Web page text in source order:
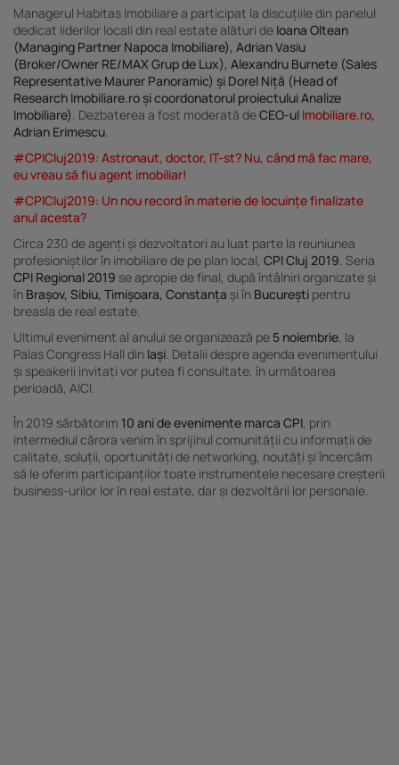
Managerul Habitas Imobiliare a participat la discuțiile din panelul
dedicat liderilor locali din real estate alături de Ioana Oltean
(Managing Partner Napoca Imobiliare), Adrian Vasiu
(Broker/Owner RE/MAX Grup de Lux), Alexandru Burnete (Sales
Representative Maurer Panoramic) și Dorel Niță (Head of
Research Imobiliare.ro și coordonatorul proiectului Analize
Imobiliare) . Dezbaterea a fost moderată deCEO-ul Imobiliare.ro,
Adrian Erimescu
#CPICluj2019: Astronaut, doctor, IT-st? Nu, când mă fac mare,
eu vreau să fiu agent imobiliar!
#CPICluj2019: Un nou record în materie de locuințe finalizate
anul acesta?
Circa 230 de agenți și dezvoltatori au luat parte la reuniunea
profesioniștilor în imobiliare de pe plan local, CPI Cluj 2019 . Seria
CPI Regional 2019 se apropie de final, după întâlniri organizate și
în Brașov, Sibiu, Timișoara, Constanța și în București pentru
breasla de real estate.
Ultimul eveniment al anului se organizează pe 5 noiembrie, la
Palas Congress Hall din Iași . Detalii despre agenda evenimentului
și speakerii invitați vor putea fi consultate, în următoarea
perioadă, AICI
În 2019 sărbătorim 10 ani de evenimente marca CPI, prin
intermediul cărora venim în sprijinul comunității cu informații de
calitate, soluții, oportunități de networking, noutăți și încercăm
să le oferim participanților toate instrumentele necesare creșterii
business-urilor lor în real estate, dar și dezvoltării lor personale.